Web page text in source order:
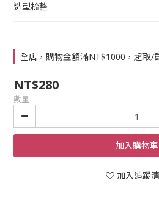
造型梳整
全店，購物金額滿NT$1000，超取/
NT$280
數量
加入購物車
加入追蹤